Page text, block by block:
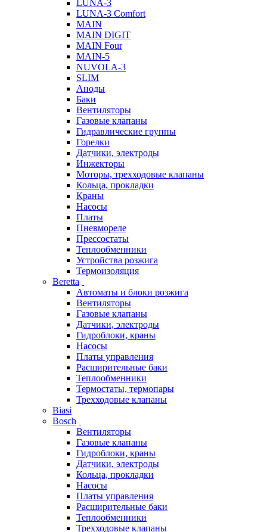
LUNA-3
LUNA-3 Comfort
MAIN
MAIN DIGIT
MAIN Four
MAIN-5
NUVOLA-3
SLIM
Аноды
Баки
Вентиляторы
Газовые клапаны
Гидравлические группы
Горелки
Датчики, электроды
Инжекторы
Моторы, трехходовые клапаны
Кольца, прокладки
Краны
Насосы
Платы
Пневмореле
Прессостаты
Теплообменники
Устройства розжига
Термоизоляция
Beretta
Автоматы и блоки розжига
Вентиляторы
Газовые клапаны
Датчики, электроды
Гидроблоки, краны
Насосы
Платы управления
Расширительные баки
Теплообменники
Термостаты, термопары
Трехходовые клапаны
Biasi
Bosch
Вентиляторы
Газовые клапаны
Гидроблоки, краны
Датчики, электроды
Кольца, прокладки
Насосы
Платы управления
Расширительные баки
Теплообменники
Трехходовые клапаны